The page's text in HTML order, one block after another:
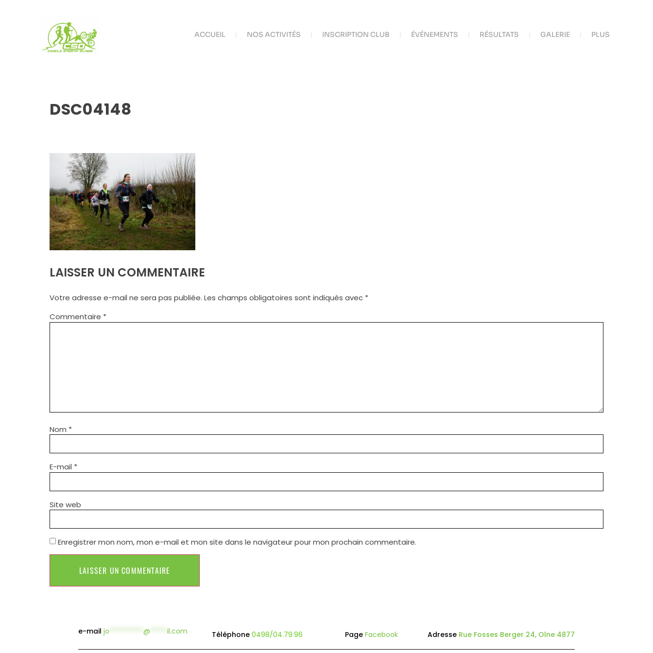
ACCUEIL NOS ACTIVITÉS INSCRIPTION CLUB ÉVÉNEMENTS RÉSULTATS GALERIE PLUS
DSC04148
LAISSER UN COMMENTAIRE
Votre adresse e-mail ne sera pas publiée. Les champs obligatoires sont indiqués avec *
Commentaire *
Nom *
E-mail *
Site web
Enregistrer mon nom, mon e-mail et mon site dans le navigateur pour mon prochain commentaire.
e-mailjo **********@ *****il.com Téléphone0498/04.79.96 Page Facebook Adresse Rue Fosses Berger 24, Olne 4877